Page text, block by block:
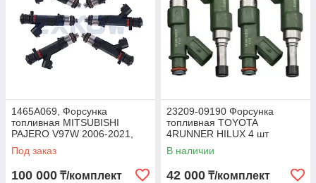
1465A069, Форсунка
топливная MITSUBISHI
PAJERO V97W 2006-2021,
TAIWAN
Под заказ
100 000 ₸/комплект
23209-09190 Форсунка
топливная TOYOTA
4RUNNER HILUX 4 шт
В наличии
42 000 ₸/комплект